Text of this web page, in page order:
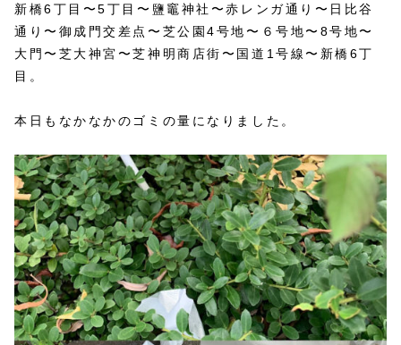
新橋6丁目〜5丁目〜鹽竈神社〜赤レンガ通り〜日比谷
通り〜御成門交差点〜芝公園4号地〜６号地〜8号地〜
大門〜芝大神宮〜芝神明商店街〜国道1号線〜新橋6丁
目。
本日もなかなかのゴミの量になりました。